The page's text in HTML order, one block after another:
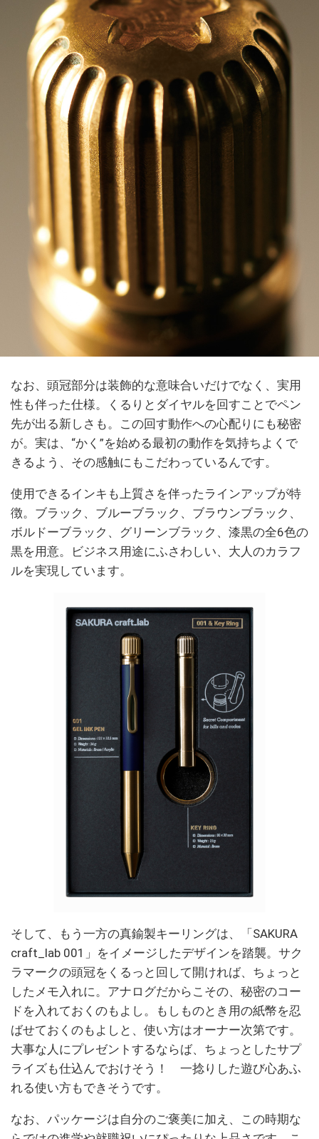
なお、頭冠部分は装飾的な意味合いだけでなく、実用
性も伴った仕様。くるりとダイヤルを回すことでペン
先が出る新しさも。この回す動作への心配りにも秘密
が。実は、“かく”を始める最初の動作を気持ちよくで
きるよう、その感触にもこだわっているんです。
使用できるインキも上質さを伴ったラインアップが特
徴。ブラック、ブルーブラック、ブラウンブラック、
ボルドーブラック、グリーンブラック、漆黒の全6色の
黒を用意。ビジネス用途にふさわしい、大人のカラフ
ルを実現しています。
そして、もう一方の真鍮製キーリングは、「SAKURA
craft_lab 001」をイメージしたデザインを踏襲。サク
ラマークの頭冠をくるっと回して開ければ、ちょっと
したメモ入れに。アナログだからこその、秘密のコー
ドを入れておくのもよし。もしものとき用の紙幣を忍
ばせておくのもよしと、使い方はオーナー次第です。
大事な人にプレゼントするならば、ちょっとしたサプ
ライズも仕込んでおけそう！ 一捻りした遊び心あふ
れる使い方もできそうです。
なお、パッケージは自分のご褒美に加え、この時期な